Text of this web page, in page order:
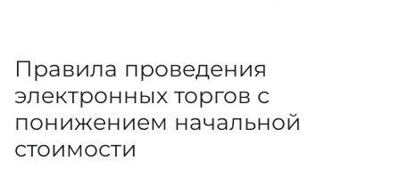
Правила проведения
электронных торгов с
понижением начальной
стоимости